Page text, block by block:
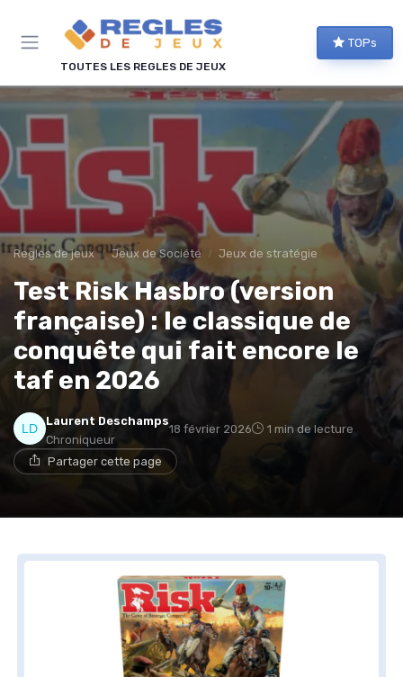
TOUTES LES REGLES DE JEUX
TOPs
Regles de jeux Jeux de Société Jeux de stratégie
Test Risk Hasbro (version
française) : le classique de
conquête qui fait encore le
taf en 2026
Laurent Deschamps
Chroniqueur
18 février 2026 1 min de lecture
Partager cette page